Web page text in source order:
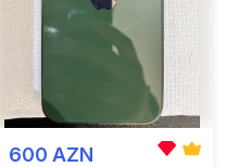
600 AZN